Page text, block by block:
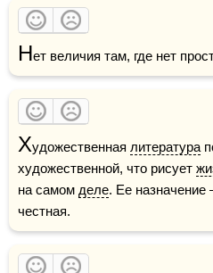
Нет величия там, где нет
Художественная литература
художественной, что рисует
на самом деле. Ее
честная.